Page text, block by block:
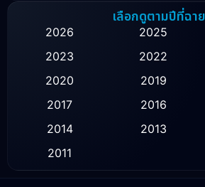
Family ครอบครัว
Fantasy จินตนาการ
History ประวัติศาสตร์
เลือกดูตามปีที่ฉาย
2026 2025
2023
2022
2020
2019
2017
2016
2014
2013
2011